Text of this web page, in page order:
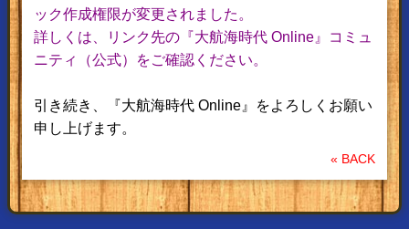
ック作成権限が変更されました。
詳しくは、リンク先の『大航海時代 Online』コミュ
ニティ（公式）をご確認ください。
引き続き、『大航海時代 Online』をよろしくお願い
申し上げます。
« BACK